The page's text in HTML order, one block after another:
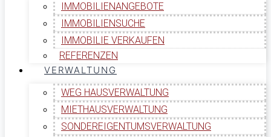
IMMOBILIENANGEBOTE
IMMOBILIENSUCHE
IMMOBILIE VERKAUFEN
REFERENZEN
VERWALTUNG
WEG HAUSVERWALTUNG
MIETHAUSVERWALTUNG
SONDEREIGENTUMSVERWALTUNG